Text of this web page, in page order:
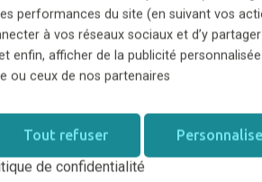
convictions d’un salarié
ou la rigueur dans le
et la fidélité
performances du site (en suivant vos
à vos réseaux sociaux et d’y
enfin, afficher de la publicité
ou ceux de nos partenaires
Tout refuser
de confidentialité